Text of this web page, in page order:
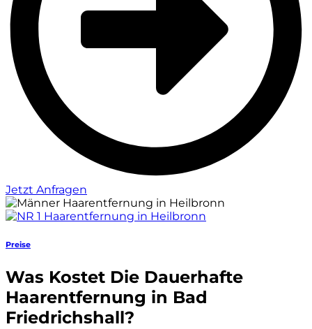
Jetzt Anfragen
Preise
Was Kostet Die Dauerhafte
Haarentfernung in Bad
Friedrichshall?